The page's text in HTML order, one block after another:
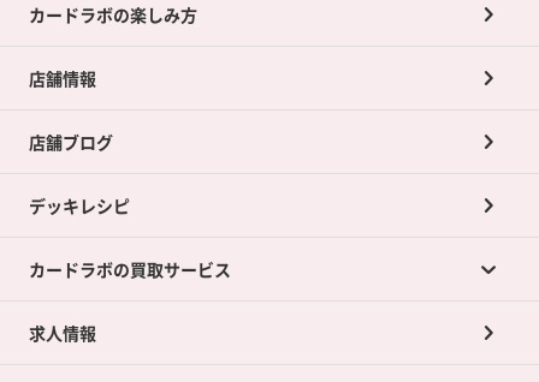
カードラボの楽しみ方
店舗情報
店舗ブログ
デッキレシピ
カードラボの買取サービス
カードラボの買取サービスTOP
求人情報